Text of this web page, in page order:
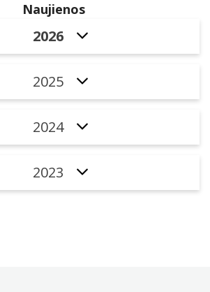
Naujienos
2026
2025
2024
2023